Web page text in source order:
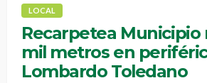
LOCAL
Recarpetea Municipio
mil metros en
Lombardo Toledano